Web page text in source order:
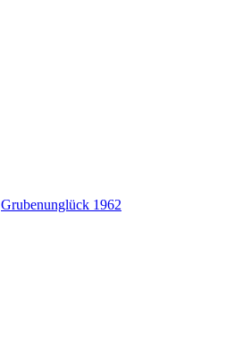
Grubenunglück 1962